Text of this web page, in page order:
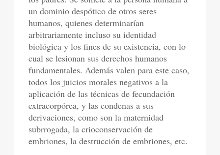
un dominio despótico de otros seres
humanos, quienes determinarían
arbitrariamente incluso su identidad
biológica y los fines de su existencia, con lo
cual se lesionan sus derechos humanos
fundamentales. Además valen para este caso,
todos los juicios morales negativos a la
aplicación de las técnicas de fecundación
extracorpórea, y las condenas a sus
derivaciones, como son la maternidad
subrrogada, la crioconservación de
embriones, la destrucción de embriones, etc.